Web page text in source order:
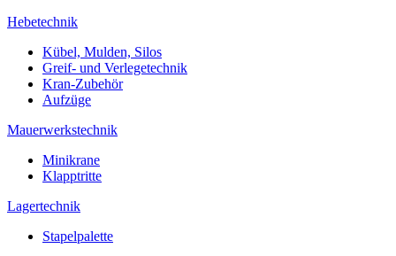
Hebetechnik
Kübel, Mulden, Silos
Greif- und Verlegetechnik
Kran-Zubehör
Aufzüge
Mauerwerkstechnik
Minikrane
Klapptritte
Lagertechnik
Stapelpalette